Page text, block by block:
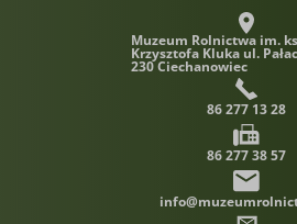
Muzeum Rolnictwa im.
Krzysztofa Kluka ul.
230 Ciechanowiec
86 277 13 28
86 277 38 57